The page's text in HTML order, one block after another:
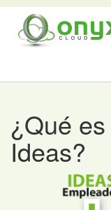
¿Qué
Ideas?